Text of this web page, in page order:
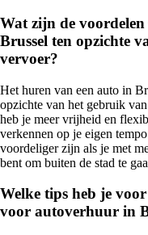
Wat zijn de
Brussel ten opzichte
vervoer?
Het huren van een auto in
opzichte van het gebruik
heb je meer vrijheid en
verkennen op je eigen
voordeliger zijn als je met
bent om buiten de stad te
Welke tips heb je
voor autoverhuur in